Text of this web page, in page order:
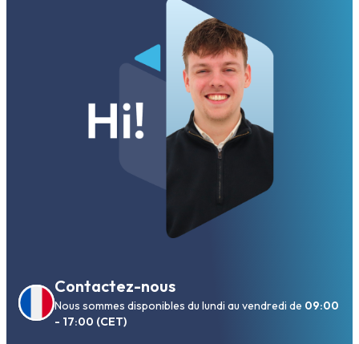
Contactez-nous
Nous sommes disponibles du lundi au vendredi de 09:00
- 17:00 (CET)